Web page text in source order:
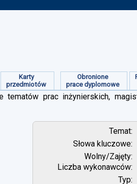
Karty
przedmiotów
Obronione
prace dyplomowe
prac inżynierskich,
Temat:
Słowa kluczowe:
Wolny/Zajęty:
Liczba wykonawców:
Typ: